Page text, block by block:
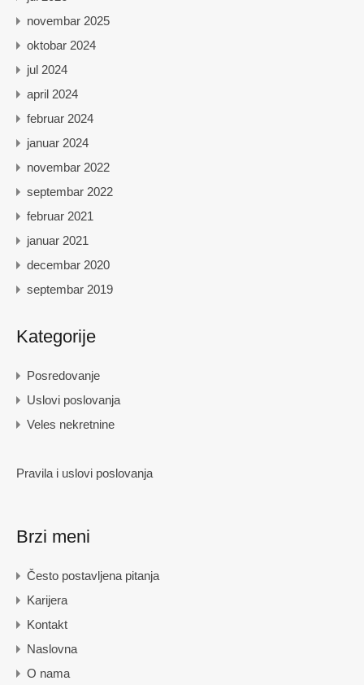
novembar 2025
oktobar 2024
jul 2024
april 2024
februar 2024
januar 2024
novembar 2022
septembar 2022
februar 2021
januar 2021
decembar 2020
septembar 2019
Kategorije
Posredovanje
Uslovi poslovanja
Veles nekretnine
Pravila i uslovi poslovanja
Brzi meni
Često postavljena pitanja
Karijera
Kontakt
Naslovna
O nama